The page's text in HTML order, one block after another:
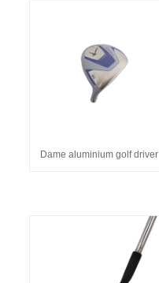
Dame aluminium golf driver